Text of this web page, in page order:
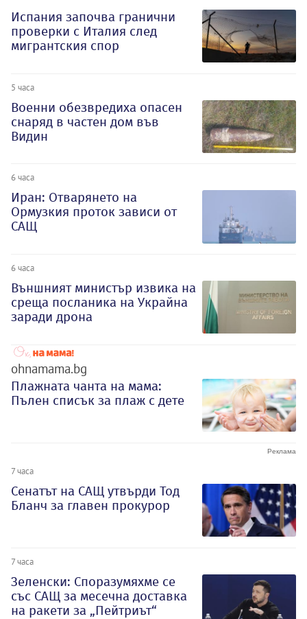
Испания започва гранични
проверки с Италия след
мигрантския спор
5 часа
Военни обезвредиха опасен
снаряд в частен дом във
Видин
6 часа
Иран: Отварянето на
Ормузкия проток зависи от
САЩ
6 часа
Външният министър извика на
среща посланика на Украйна
заради дрона
ohnamama.bg
Плажната чанта на мама:
Пълен списък за плаж с дете
7 часа
Сенатът на САЩ утвърди Тод
Бланч за главен прокурор
7 часа
Зеленски: Споразумяхме се
със САЩ за месечна доставка
на ракети за „Пейтриът“